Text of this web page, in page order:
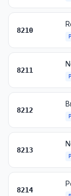
8210
8211
8212
8213
8214